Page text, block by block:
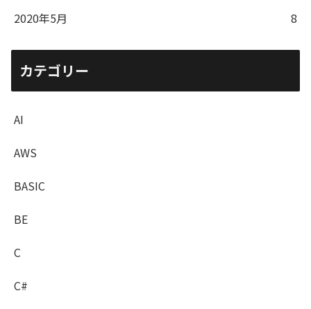
2020年5月 8
カテゴリー
AI
AWS
BASIC
BE
C
C#